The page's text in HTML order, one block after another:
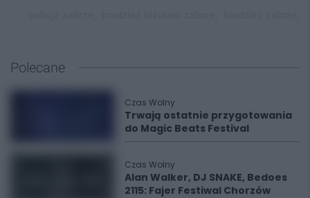
Polecane
Czas Wolny
Trwają ostatnie przygotowania
do Magic Beats Festival
Czas Wolny
Alan Walker, DJ SNAKE, Bedoes
2115: Fajer Festiwal Chorzów